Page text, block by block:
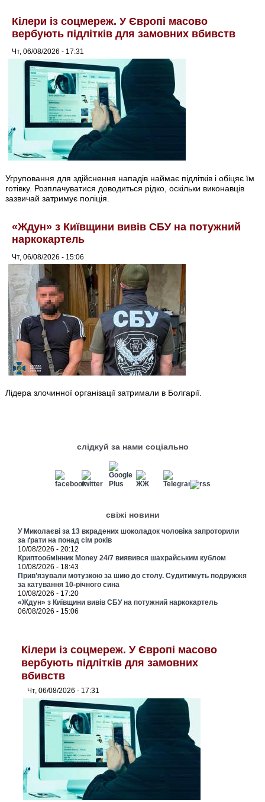
Кілери із соцмереж. У Європі масово
вербують підлітків для замовних вбивств
Чт, 06/08/2026 - 17:31
Угруповання для здійснення нападів наймає підлітків і обіцяє їм
готівку. Розплачуватися доводиться рідко, оскільки виконавців
зазвичай затримує поліція.
«Ждун» з Київщини вивів СБУ на потужний
наркокартель
Чт, 06/08/2026 - 15:06
Лідера злочинної організації затримали в Болгарії.
слідкуй за нами соціально
свіжі новини
У Миколаєві за 13 вкрадених шоколадок чоловіка запроторили
за ґрати на понад сім років
10/08/2026 - 20:12
Криптообмінник Money 24/7 виявився шахрайським кублом
10/08/2026 - 18:43
Прив’язували мотузкою за шию до столу. Судитимуть подружжя
за катування 10-річного сина
10/08/2026 - 17:20
«Ждун» з Київщини вивів СБУ на потужний наркокартель
06/08/2026 - 15:06
Кілери із соцмереж. У Європі масово
вербують підлітків для замовних
вбивств
Чт, 06/08/2026 - 17:31